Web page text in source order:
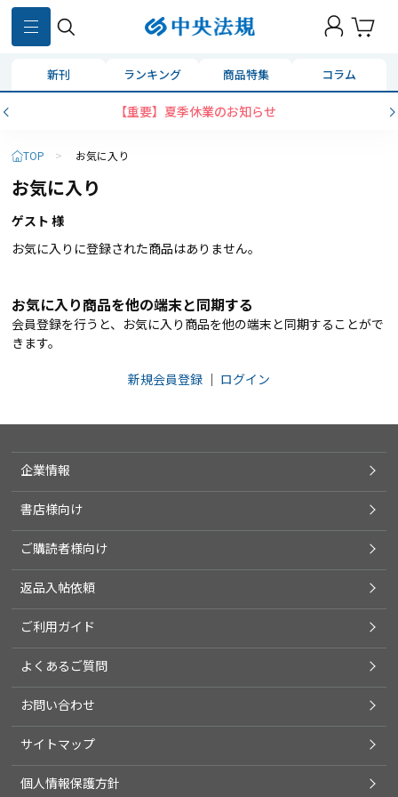
新刊 ランキング 商品特集 コラム
【重要】夏季休業のお知らせ
TOP > お気に入り
お気に入り
ゲスト 様
お気に入りに登録された商品はありません。
お気に入り商品を他の端末と同期する
会員登録を行うと、お気に入り商品を他の端末と同期することがで
きます。
新規会員登録 ｜ ログイン
企業情報
書店様向け
ご購読者様向け
返品入帖依頼
ご利用ガイド
よくあるご質問
お問い合わせ
サイトマップ
個人情報保護方針